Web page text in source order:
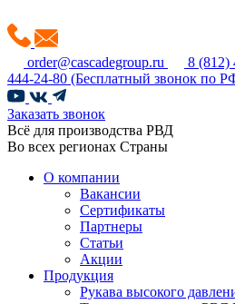
order@cascadegroup.ru 8 (812)
444-24-80 (Бесплатный звонок по
Заказать звонок
Всё для производства РВД
Во всех регионах Страны
О компании
Вакансии
Сертификаты
Партнеры
Статьи
Акции
Продукция
Рукава высокого